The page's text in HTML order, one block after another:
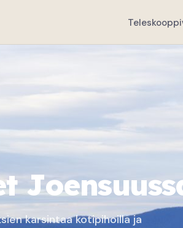
karsintaa kotipihoilla ja